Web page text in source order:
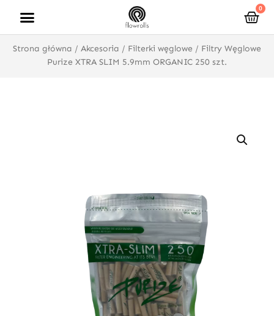
treści
0
Strona główna / Akcesoria / Filterki węglowe / Filtry Węglowe
Purize XTRA SLIM 5.9mm ORGANIC 250 szt.